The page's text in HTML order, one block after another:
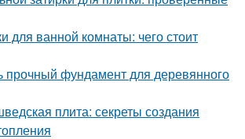
для ванной комнаты: чего стоит
прочный фундамент для деревянного
плита: секреты создания